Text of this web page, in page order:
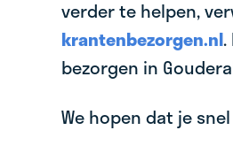
verder te helpen,
krantenbezorgen.nl.
bezorgen in
We hopen dat je